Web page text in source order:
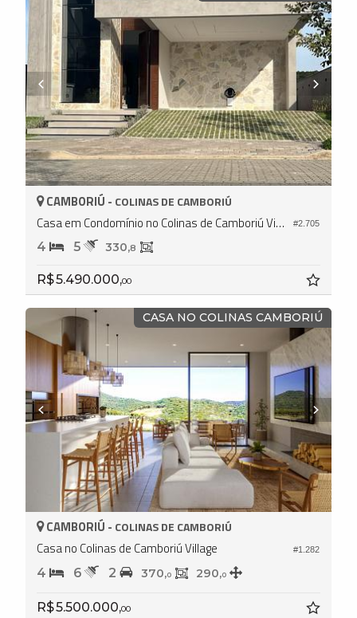
#2.705
CAMBORIÚ - COLINAS DE CAMBORIÚ
Casa em Condomínio no Colinas de Camboriú Village
4 5 330,8
R$ 5.490.000,00
CASA NO COLINAS CAMBORIÚ
#1.282
CAMBORIÚ - COLINAS DE CAMBORIÚ
Casa no Colinas de Camboriú Village
4 6 2 370,0 290,0
R$ 5.500.000,00